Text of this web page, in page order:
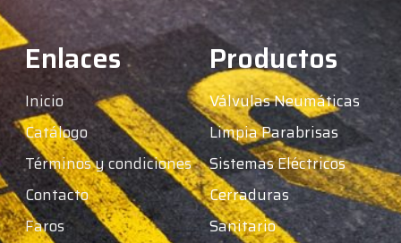
Enlaces
Inicio
Catálogo
Términos y condiciones
Contacto
Faros
Productos
Válvulas Neumáticas
Limpia Parabrisas
Sistemas Eléctricos
Cerraduras
Sanitario